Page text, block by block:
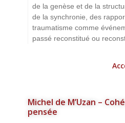
de la genèse et de la
de la synchronie, des
traumatisme comme
passé reconstitué ou
Michel de M’Uzan –
pensée